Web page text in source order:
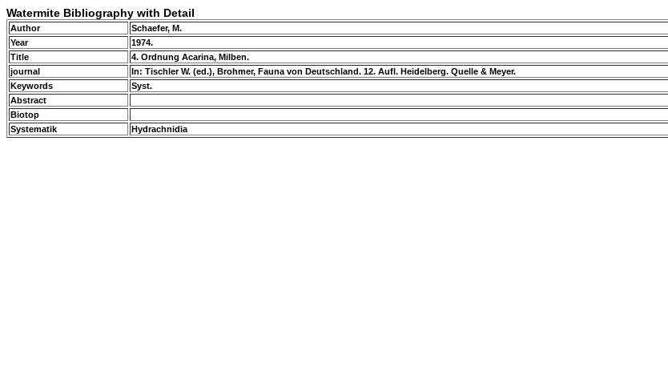
Watermite Bibliography with Detail
Author
Schaefer, M.
Year
1974.
Title
4. Ordnung Acarina, Milben.
journal
In: Tischler W. (ed.), Brohmer, Fauna von Deutschland. 12. Aufl. Heidelberg. Quelle & Meyer.
Keywords
Syst.
Abstract
Biotop
Systematik
Hydrachnidia